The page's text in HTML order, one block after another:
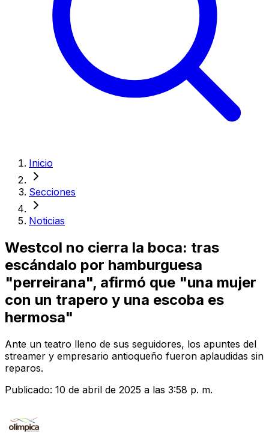
Inicio
Secciones
Noticias
Westcol no cierra la boca: tras
escándalo por hamburguesa
"perreirana", afirmó que "una mujer
con un trapero y una escoba es
hermosa"
Ante un teatro lleno de sus seguidores, los apuntes del
streamer y empresario antioqueño fueron aplaudidas sin
reparos.
Publicado: 10 de abril de 2025 a las 3:58 p. m.